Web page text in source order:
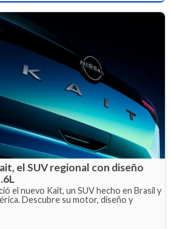
el SUV regional con diseño
el nuevo Kait, un SUV hecho en Brasil y
Descubre su motor, diseño y